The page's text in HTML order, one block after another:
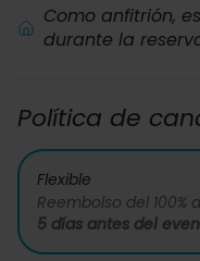
Como anfitrión,
durante la
Política de
Flexible
Reembolso del
5 días antes del